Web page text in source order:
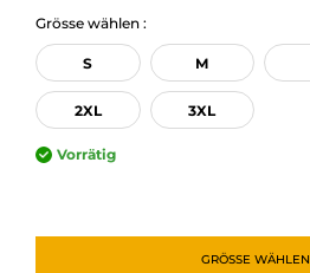
Grösse wählen :
S M
2XL 3XL
Vorrätig
GRÖSSE WÄHLEN